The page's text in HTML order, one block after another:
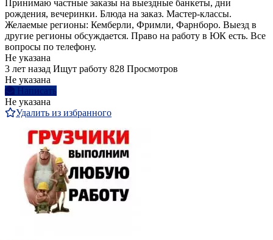
Принимаю частные заказы на выездные банкеты, дни
рождения, вечеринки. Блюда на заказ. Мастер-классы.
Желаемые регионы: Кемберли, Фримли, Фарнборо. Выезд в
другие регионы обсуждается. Право на работу в ЮК есть. Все
вопросы по телефону.
Не указана
3 лет назад Ищут работу 828 Просмотров
Не указана
Написать
Не указана
Удалить из избранного